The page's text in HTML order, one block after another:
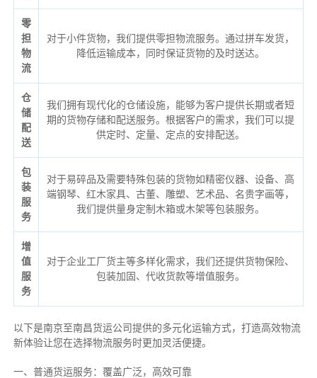
零
担
物
流
对于小件货物，我们提供零担物流服务。通过拼车发货，
降低运输成本，同时保证货物的及时送达。
仓
储
配
送
我们拥有现代化的仓储设施，能够为客户提供长期或者短
期的货物存储和配送服务。根据客户的需求，我们可以提
供定时、定量、定点的安排配送。
包
装
服
务
对于易碎品及需要特殊包装的货物如精密仪器、设备、高
端钢琴、红木家具、古董、雕塑、艺术品、名贵字画等，
我们提供量身定制木箱或木架等包装服务。
增
值
服
务
对于企业工厂货主等多样化需求，我们还提供货物保险、
包装加固、代收货款等增值服务。
以下是南京至南昌货运公司提供的多元化运输方式，打造高效物流
新体验让您在选择物流服务时更加灵活便捷。
一、普通货运服务：覆盖广泛，高效可靠